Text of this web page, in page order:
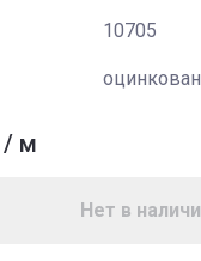
10705
/ м
Нет в